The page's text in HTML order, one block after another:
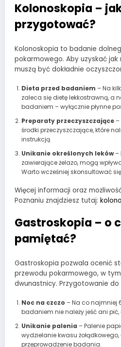
Kolonoskopia –
przygotować?
Kolonoskopia to badanie
pokarmowego. Aby uzyskać jak
muszą być dokładnie
Dieta przed badaniem – Na
zaleca się dietę lekkostrawną, a
badaniem – wyłącznie płynne
Preparaty przeczyszczające–
środki przeczyszczające, które
instrukcją.
Unikanie określonych leków–
zawierające żelazo, mogą
Warto wcześniej skonsultować
Więcej informacji oraz
Poznaniu znajdziesz tutaj:
Gastroskopia – o
pamiętać?
Gastroskopia pozwala ocenić
przewodu pokarmowego, w tym
dwunastnicy. Przygotowanie
Noc na czczo – Na co najmniej
badaniem nie należy jeść ani pić,
Unikanie palenia – Palenie
wydzielanie kwasu
przeprowadzenie badania.